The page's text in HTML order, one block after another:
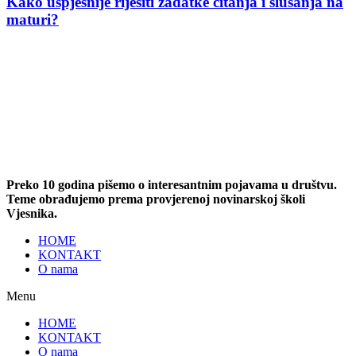
maturi?
Preko 10 godina pišemo o interesantnim pojavama u društvu.
Teme obrađujemo prema provjerenoj novinarskoj školi
Vjesnika.
HOME
KONTAKT
O nama
Menu
HOME
KONTAKT
O nama